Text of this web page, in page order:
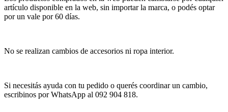
artículo disponible en la web, sin importar la marca, o podés optar
por un vale por 60 días.
No se realizan cambios de accesorios ni ropa interior.
Si necesitás ayuda con tu pedido o querés coordinar un cambio,
escribinos por WhatsApp al 092 904 818.